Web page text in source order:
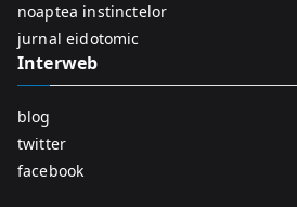
noaptea instinctelor
jurnal eidotomic
Interweb
blog
twitter
facebook